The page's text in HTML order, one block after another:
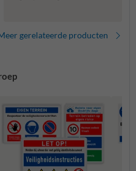
gerelateerde producten